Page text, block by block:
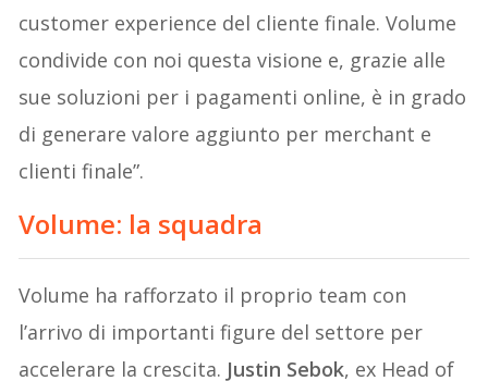
customer experience del cliente finale. Volume
condivide con noi questa visione e, grazie alle
sue soluzioni per i pagamenti online, è in grado
di generare valore aggiunto per merchant e
clienti finale”.
Volume: la squadra
Volume ha rafforzato il proprio team con
l’arrivo di importanti figure del settore per
accelerare la crescita. Justin Sebok, ex Head of